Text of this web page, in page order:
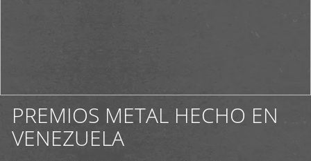
PREMIOS METAL HECHO EN
VENEZUELA